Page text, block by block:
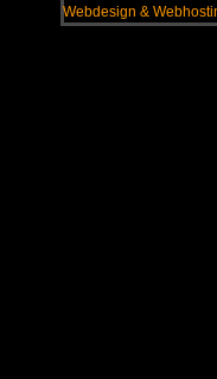
Webdesign &